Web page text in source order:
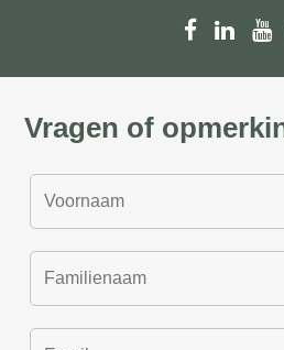
Vragen of